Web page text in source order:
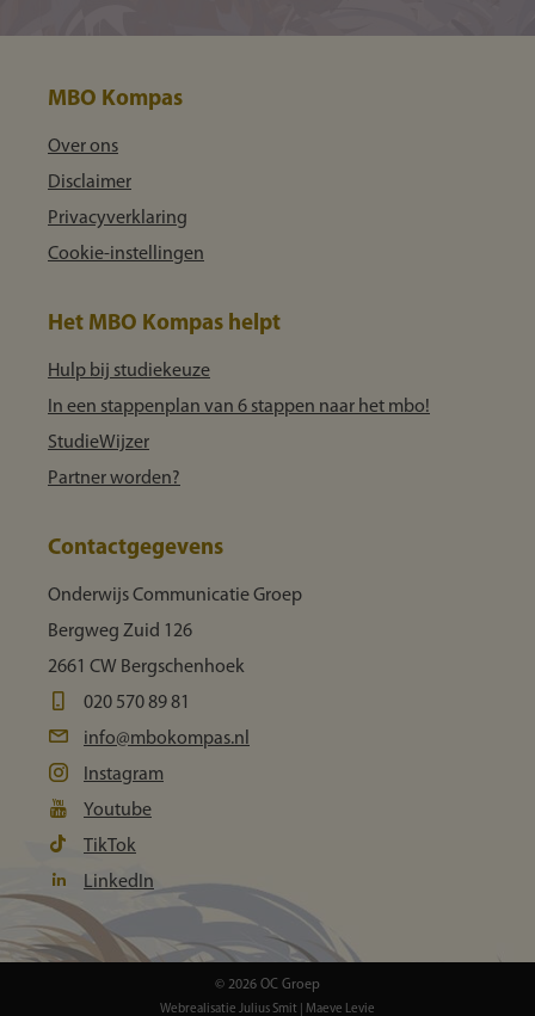
MBO Kompas
Over ons
Disclaimer
Privacyverklaring
Cookie-instellingen
Het MBO Kompas helpt
Hulp bij studiekeuze
In een stappenplan van 6 stappen naar het mbo!
StudieWijzer
Partner worden?
Contactgegevens
Onderwijs Communicatie Groep
Bergweg Zuid 126
2661 CW Bergschenhoek
020 570 89 81
info@mbokompas.nl
Instagram
Youtube
TikTok
LinkedIn
© 2026 OC Groep
Webrealisatie Julius Smit Maeve Levie